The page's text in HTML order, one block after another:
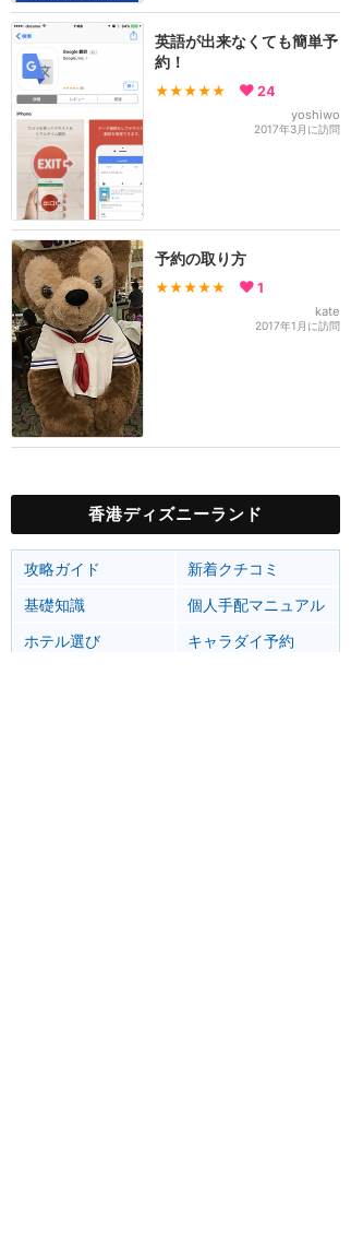
英語が出来なくても簡単予
約！
★★★★★ 24
yoshiwo
2017年3月に訪問
予約の取り方
★★★★★ 1
kate
2017年1月に訪問
香港ディズニーランド
攻略ガイド
新着クチコミ
基礎知識
個人手配マニュアル
ホテル選び
キャラダイ予約